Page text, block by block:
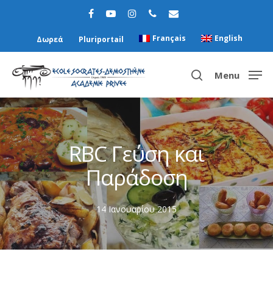
Δωρεά Pluriportail Français English
Hit enter to search or ESC to close
Menu
RBC Γεύση και
Παράδοση
14 Ιανουαρίου 2015